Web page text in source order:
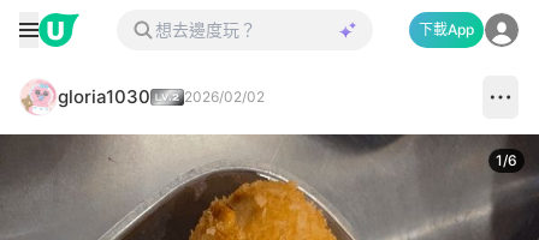
下載App
gloria1030 2026/02/02
1/6